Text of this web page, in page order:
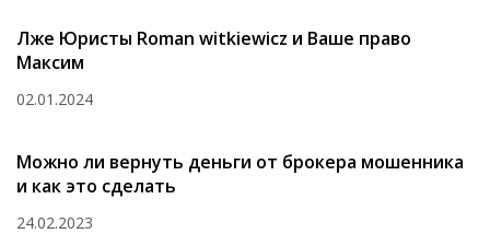
Лже Юристы Roman witkiewicz и Ваше право
Максим
02.01.2024
Можно ли вернуть деньги от брокера мошенника
и как это сделать
24.02.2023